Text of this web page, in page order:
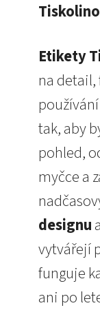
Tiskolino
Etikety
na
tak, aby
pohled,
myčce a
designua
vytvářejí
funguje
ani po